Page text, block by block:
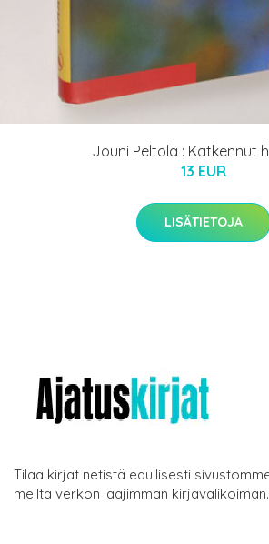
Jouni Peltola : Katkennut
13 EUR
LISÄTIETOJA
Tilaa kirjat netistä edullisesti
meiltä verkon laajimman kirjavalikoiman.